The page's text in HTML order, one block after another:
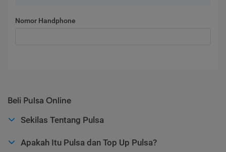
Nomor Handphone
Beli Pulsa Online
Sekilas Tentang Pulsa
Apakah Itu Pulsa dan Top Up Pulsa?